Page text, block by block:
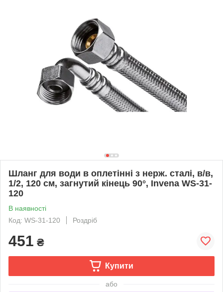
Шланг для води в оплетінні з нерж. сталі, в/в,
1/2, 120 см, загнутий кінець 90°, Invena WS-31-
120
В наявності
Код: WS-31-120
Роздріб
451 ₴
Купити
або